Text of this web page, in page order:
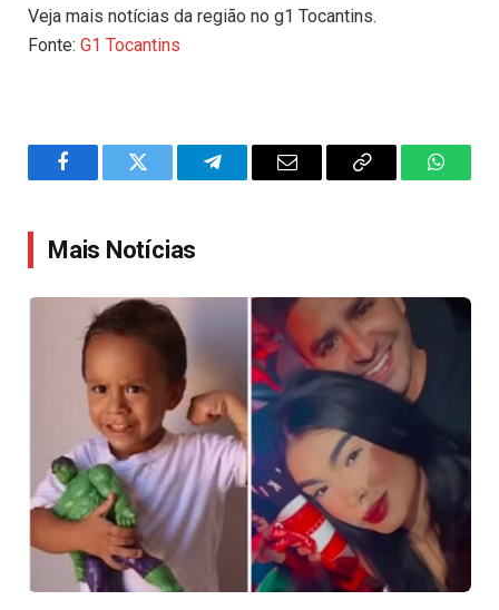
Veja mais notícias da região no g1 Tocantins.
Fonte: G1 Tocantins
FacebookTwitter TelegramEmail
Copy
Mais Notícias